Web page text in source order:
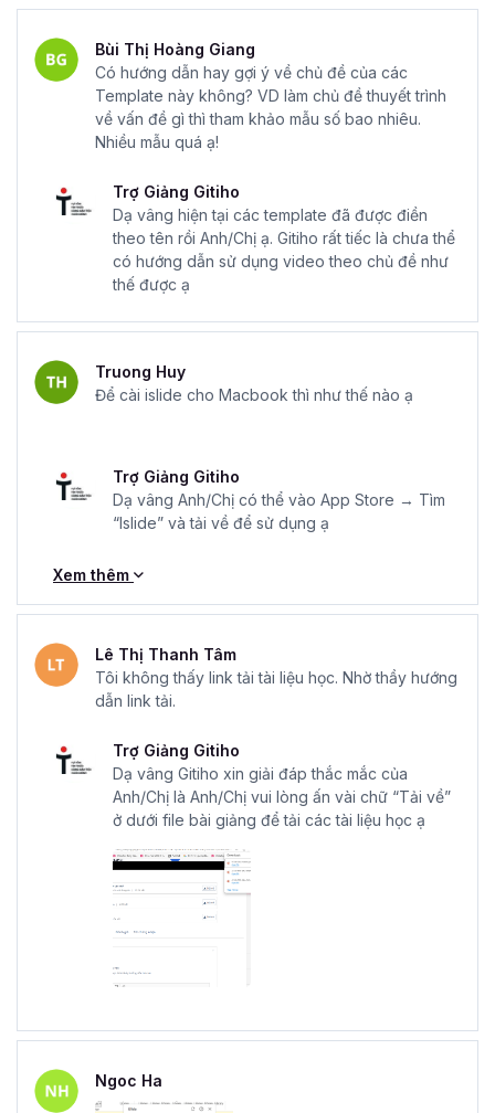
Bùi Thị Hoàng Giang
Có hướng dẫn hay gợi ý về chủ đề của các
Template này không? VD làm chủ đề thuyết trình
về vấn đề gì thì tham khảo mẫu số bao nhiêu.
Nhiều mẫu quá ạ!
Trợ Giảng Gitiho
Dạ vâng hiện tại các template đã được điền
theo tên rồi Anh/Chị ạ. Gitiho rất tiếc là chưa thể
có hướng dẫn sử dụng video theo chủ đề như
thế được ạ
Truong Huy
Để cài islide cho Macbook thì như thế nào ạ
Trợ Giảng Gitiho
Dạ vâng Anh/Chị có thể vào App Store → Tìm
“Islide” và tải về để sử dụng ạ
Xem thêm
Lê Thị Thanh Tâm
Tôi không thấy link tải tài liệu học. Nhờ thầy hướng
dẫn link tải.
Trợ Giảng Gitiho
Dạ vâng Gitiho xin giải đáp thắc mắc của
Anh/Chị là Anh/Chị vui lòng ấn vài chữ “Tải về”
ở dưới file bài giảng để tải các tài liệu học ạ
Ngoc Ha